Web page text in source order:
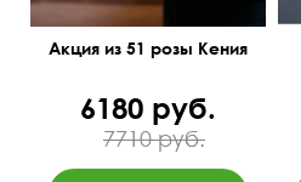
Акция из 51 розы Кения
6180 руб.
7710 руб.